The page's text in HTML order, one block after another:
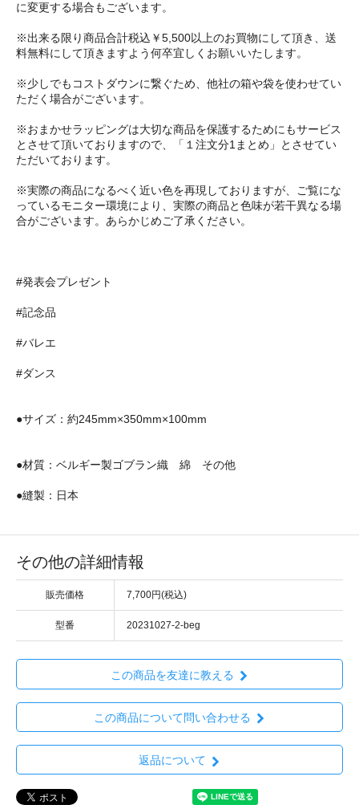
に変更する場合もございます。
※出来る限り商品合計税込￥5,500以上のお買物にして頂き、送
料無料にして頂きますよう何卒宜しくお願いいたします。
※少しでもコストダウンに繋ぐため、他社の箱や袋を使わせてい
ただく場合がございます。
※おまかせラッピングは大切な商品を保護するためにもサービス
とさせて頂いておりますので、「１注文分1まとめ」とさせてい
ただいております。
※実際の商品になるべく近い色を再現しておりますが、ご覧にな
っているモニター環境により、実際の商品と色味が若干異なる場
合がございます。あらかじめご了承ください。
#発表会プレゼント
#記念品
#バレエ
#ダンス
●サイズ：約245mm×350mm×100mm
●材質：ベルギー製ゴブラン織 綿 その他
●縫製：日本
その他の詳細情報
販売価格 7,700円(税込)
型番 20231027-2-beg
この商品を友達に教える
この商品について問い合わせる
返品について